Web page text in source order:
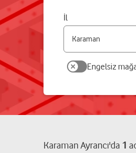
İl
Engelsiz
Karaman Ayrancı'da 1